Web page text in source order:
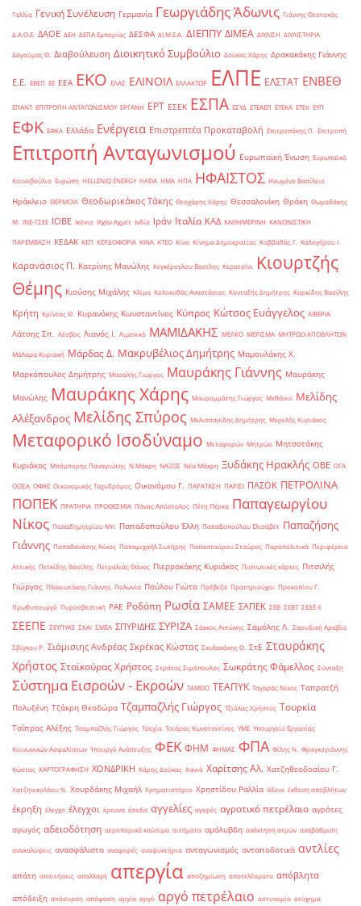
Γαλλία Γενική Συνέλευση Γερμανία Γεωργιάδης Άδωνις Γιάννης Θεοτοκάς
Δ.Α.Ο.Ε. ΔΑΟΕ ΔΕΗ ΔΕΠΑ Εμπορίας ΔΕΣΦΑ ΔΙ.Μ.Ε.Α. ΔΙΕΠΠΥ ΔΙΜΕΑ ΔΙΥΛΙΣΗ ΔΙΥΛΙΣΤΗΡΙΑ
Δαγούμας Θ. Διαβούλευση Διοικητικό Συμβούλιο Δούκας Χάρης Δρακακάκης Γιάννης
Ε.Ε. ΕΒΕΠ ΕΕ ΕΕΑ ΕΚΟ ΕΛΑΣ ΕΛΙΝΟΙΛ ΕΛΛΑΚΤΩΡ ΕΛΠΕ ΕΛΣΤΑΤ ΕΝΒΕΘ
ΕΠΑΝΤ ΕΠΙΤΡΟΠΗ ΑΝΤΑΓΩΝΙΣΜΟΥ ΕΡΓΑΝΗ ΕΡΤ ΕΣΕΚ ΕΣΠΑ ΕΣΥΔ ΕΤΕΑΕΠ ΕΤΕΚΑ ΕΤΕπ ΕΥΠ
ΕΦΚ ΕΦΚΑ Ελλάδα Ενέργεια Επιστρεπτέα Προκαταβολή Επιτροπάκης Π. Επιτροπή
Επιτροπή Ανταγωνισμού Ευρωπαϊκή Ένωση Ευρωπαϊκό
Κοινοβούλιο Ευρώπη ΗELLENiQ ENERGY ΗΛΕΙΑ ΗΜΑ ΗΠΑ ΗΦΑΙΣΤΟΣ Ηνωμένο Βασίλειο
Ηράκλειο ΘΕΡΜΟΙΛ Θεοδωρικάκος Τάκης Θεοχάρης Χάρης Θεσσαλονίκη Θράκη Θωμαδάκης
Μ. ΙΝΕ-ΓΣΕΕ ΙΟΒΕ Ικόνιο Ιλχάν Αχμέτ Ινδία Ιράν Ιταλία ΚΑΔ ΚΑΘΗΜΕΡΙΝΗ ΚΑΝΟΝΙΣΤΙΚΗ
ΠΑΡΕΜΒΑΣΗ ΚΕΔΑΚ ΚΕΠ ΚΕΡΔΟΦΟΡΙΑ ΚΙΝΑ ΚΤΕΟ Κίνα Κίνημα Δημοκρατίας Καββαθάς Γ. Καλογήρου Ι.
Καρανάσιος Π. Κατρίνης Μανώλης Κεγκέρογλου Βασίλης Κερατσίνι
Κιουρτζής
Θέμης Κιούσης Μιχάλης Κλίμα Κολοκυθάς Αναστάσιος Κονταξής Δημήτρης Κορκίδης Βασίλης
Κρήτη Κρίντας Θ. Κυρανάκης Κωνσταντίνος Κύπρος Κώτσος Ευάγγελος ΛΙΒΕΡΙΑ
Λάτσης Σπ. Λέσβος Λιανός Ι. Λιμενικό ΜΑΜΙΔΑΚΗΣ ΜΕΛΚΟ ΜΕΡΙΣΜΑ ΜΗΤΡΩΟ ΑΠΟΒΛΗΤΩΝ
Μάλαμα Κυριακή Μάρδας Δ. Μακρυβέλιος Δημήτρης Μαμουλάκης Χ.
Μαρκόπουλος Δημήτρης Μασαλής Γιώργος Μαυράκης Γιάννης Μαυράκης
Μανώλης Μαυράκης Χάρης Μαυρομμάτης Γιώργος Μεθάνιο Μελίδης
Αλέξανδρος Μελίδης Σπύρος Μελισσανίδης Δημήτρης Μερελής Κυριάκος
Μεταφορικό Ισοδύναμο Μεταφορών Μητρώο Μητσοτάκης
Κυριάκος Μπόμπορης Παναγιώτης Ν.Μάκρη ΝΑΞΟΣ Νέα Μάκρη Ξυδάκης Ηρακλής ΟΒΕ ΟΓΑ
ΟΟΣΑ ΟΦΑΕ Οικονομικός Ταχυδρόμος Οικονόμου Γ. ΠΑΡΑΤΑΣΗ ΠΑΡΙΣΙ ΠΑΣΟΚ ΠΕΤΡΟΛΙΝΑ
ΠΟΠΕΚ ΠΡΑΤΗΡΙΑ ΠΡΟΘΕΣΜΙΑ Πάνας Απόστολος Πέτη Πέρκα Παπαγεωργίου
Νίκος Παπαδημητρίου Μπ. Παπαδοπούλου Έλλη Παπαδοπούλου Ελισάβετ Παπαζήσης
Γιάννης Παπαθανάσης Νίκος Παπαμιχαήλ Σωτήρης Παπασταύρου Σταύρος Παραπολιτικά Περιφέρεια
Αττικής Πετκίδης Βασίλης Πετραλιάς Θάνος Πιερρακάκης Κυριάκος Πιστωτικές κάρτες Πιτσιλής
Γιώργος Πλακιωτάκης Γιάννης Πολωνία Πούλου Γιώτα Πρέβεζα Πρατηριούχοι Προκοπίου Γ.
Πρωθυπουργό Πυροσβεστική ΡΑΕ Ροδόπη Ρωσία ΣΑΜΕΕ ΣΑΠΕΚ ΣΕΒ ΣΕΒΤ ΣΕΔΕ ΙΙ
ΣΕΕΠΕ ΣΕΥΠΥΚΕ ΣΚΑΙ ΣΜΕΑ ΣΠΥΡΙΔΗΣ ΣΥΡΙΖΑ Σάκκος Αντώνης Σαμόλης Λ. Σαουδική Αραβία
Σβίγκου Ρ. Σιάμισιης Ανδρέας Σκρέκας Κώστας Σκυλακάκης Θ. ΣτΕ Σταυράκης
Χρήστος Σταϊκούρας Χρήστος Στράτος Σιμόπουλος Σωκράτης Φάμελλος Σύνταξη
Σύστημα Εισροών - Εκροών ΤΑΜΕΙΟ ΤΕΑΠΥΚ Ταγαράς Νίκος Ταπρατζή
Πολυξένη Τζάκρη Θεοδώρα Τζαμπαζλής Γιώργος Τζιόλας Χρήστος Τουρκία
Τσίπρας Αλέξης Τσαμπαζλής Γιώργος Τσεχία Τσιάρας Κωνσταντίνος ΥΜΕ Υπουργείο Εργασίας
Κοινωνικών Ασφαλίσεων Υπουργό Ανάπτυξης ΦΕΚ ΦΗΜ ΦΗΜΑΣ ΦΠΑ Φίλης Ν. Φραγκογιάννης
Κώστας ΧΑΡΤΟΓΡΑΦΗΣΗ ΧΟΝΔΡΙΚΗ Χάρης Δούκας Χανιά Χαρίτσης Αλ. Χατζηθεοδοσίου Γ.
Χατζηνικολάου Ν. Χουρδάκης Μιχαήλ Χρηματιστήριο Χρηστίδου Ραλλία άδεια έκθεση αποβλήτων
έκρηξη έλεγχο έλεγχοι έρευνα έσοδα αγγελίες αγορές αγροτικό πετρέλαιο αγρότες
αγωγός αδειοδότηση αεροπορικά καύσιμα αιτήματα αμόλυβδη ανάκτηση ατμών αναβάθμιση
ανακαλύψεις ανασφάλιστα αναφορές αναψυκτήρια ανταγωνισμός ανταποδοτικά αντλίες
απάτη απαιτήσεις απαλλαγή απεργία αποζημίωση αποτελέσματα απόβλητα
απόδειξη απόσυρση απόφαση αργία αργό αργό πετρέλαιο αστυνομία ατύχημα